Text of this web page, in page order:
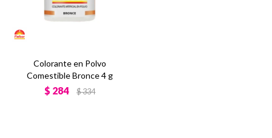
Colorante en Polvo
Comestible Bronce 4 g
$ 284 $334